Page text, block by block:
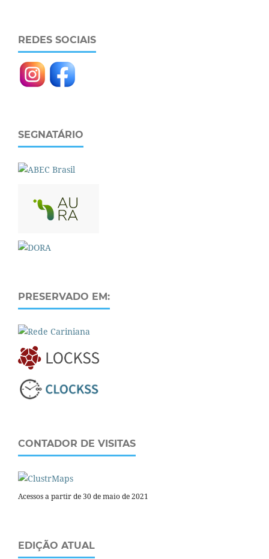
REDES SOCIAIS
SEGNATÁRIO
PRESERVADO EM:
CONTADOR DE VISITAS
Acessos a partir de 30 de maio de 2021
EDIÇÃO ATUAL